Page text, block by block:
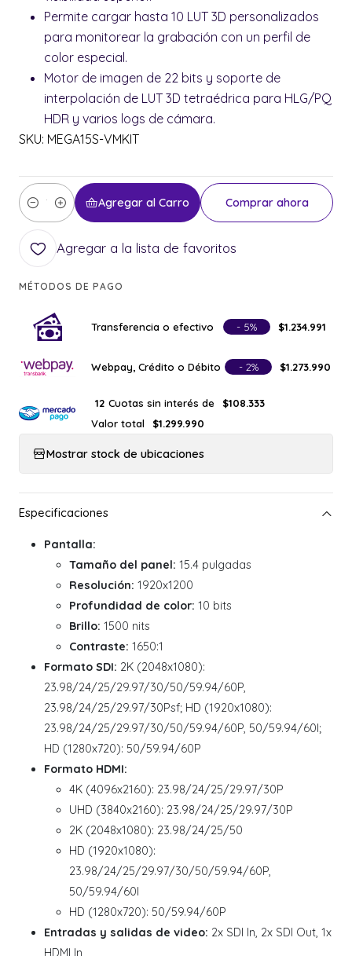
Permite cargar hasta 10 LUT 3D personalizados
para monitorear la grabación con un perfil de
color especial.
Motor de imagen de 22 bits y soporte de
interpolación de LUT 3D tetraédrica para HLG/PQ
HDR y varios logs de cámara.
SKU: MEGA15S-VMKIT
Cantidad
Agregar al Carro Comprar ahora
Agregar a la lista de favoritos
MÉTODOS DE PAGO
Transferencia o efectivo - 5% $1.234.991
Webpay, Crédito o Débito - 2% $1.273.990
12 Cuotas sin interés de
$108.333
Valor total
$1.299.990
Mostrar stock de ubicaciones
Pantalla:
Tamaño del panel: 15.4 pulgadas
Resolución: 1920x1200
Profundidad de color: 10 bits
Brillo: 1500 nits
Contraste: 1650:1
Formato SDI: 2K (2048x1080):
23.98/24/25/29.97/30/50/59.94/60P,
23.98/24/25/29.97/30Psf; HD (1920x1080):
23.98/24/25/29.97/30/50/59.94/60P, 50/59.94/60I;
HD (1280x720): 50/59.94/60P
Formato HDMI:
4K (4096x2160): 23.98/24/25/29.97/30P
UHD (3840x2160): 23.98/24/25/29.97/30P
2K (2048x1080): 23.98/24/25/50
HD (1920x1080):
23.98/24/25/29.97/30/50/59.94/60P,
50/59.94/60I
HD (1280x720): 50/59.94/60P
Entradas y salidas de video: 2x SDI In, 2x SDI Out, 1x